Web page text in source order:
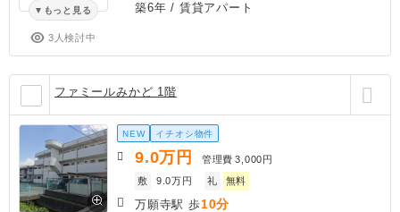
もっと見る
3人検討中
築6年 / 賃貸アパート
ファミールみかど 1階
NEW イチオシ物件
9.0万円 管理費 3,000円
敷
9.0万円 礼 無料
万願寺駅 歩10分